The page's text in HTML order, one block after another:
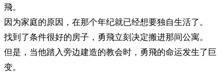
飛。
因为家庭的原因，在那个年纪就已经想要独自生活了。
找到了条件很好的房子，勇飛立刻决定搬进那间公寓。
但是，当他踏入旁边建造的教会时，勇飛的命运发生了巨
变。